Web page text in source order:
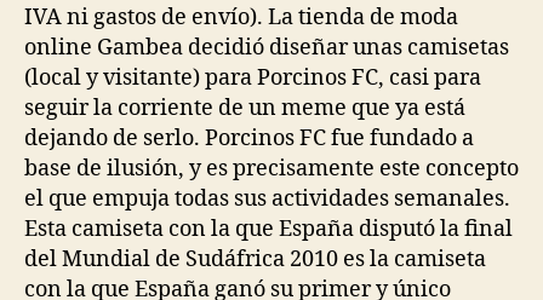
IVA ni gastos de envío). La tienda de moda
online Gambea decidió diseñar unas camisetas
(local y visitante) para Porcinos FC, casi para
seguir la corriente de un meme que ya está
dejando de serlo. Porcinos FC fue fundado a
base de ilusión, y es precisamente este concepto
el que empuja todas sus actividades semanales.
Esta camiseta con la que España disputó la final
del Mundial de Sudáfrica 2010 es la camiseta
con la que España ganó su primer y único